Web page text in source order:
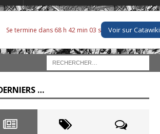
Se termine dans 68 h 42 min 01 s Voir sur Catawiki
…